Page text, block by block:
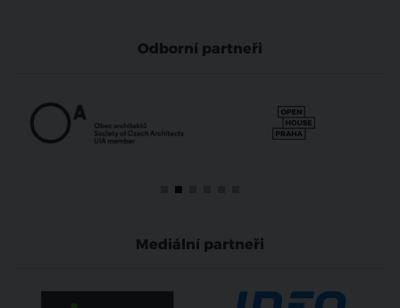
Odborní partneři
Mediální partneři